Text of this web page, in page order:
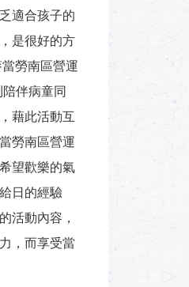
適合孩子的
是很好的方
勞南區營運
伴病童同
藉此活動互
勞南區營運
望歡樂的氣
日的經驗
活動內容，
，而享受當